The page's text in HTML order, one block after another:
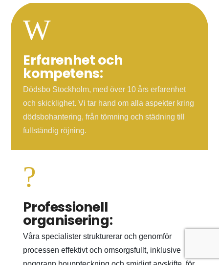
W
Erfarenhet och
kompetens:
Dödsbo Stockholm, med över 10 års erfarenhet
och skicklighet. Vi tar hand om alla aspekter kring
dödsbohantering, från tömning och städning till
fullständig röjning.
?
Professionell
organisering:
Våra specialister strukturerar och genomför
processen effektivt och omsorgsfullt, inklusive